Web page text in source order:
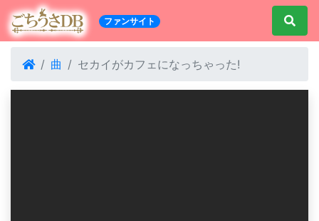
ファンサイト
曲 セカイがカフェになっちゃった!